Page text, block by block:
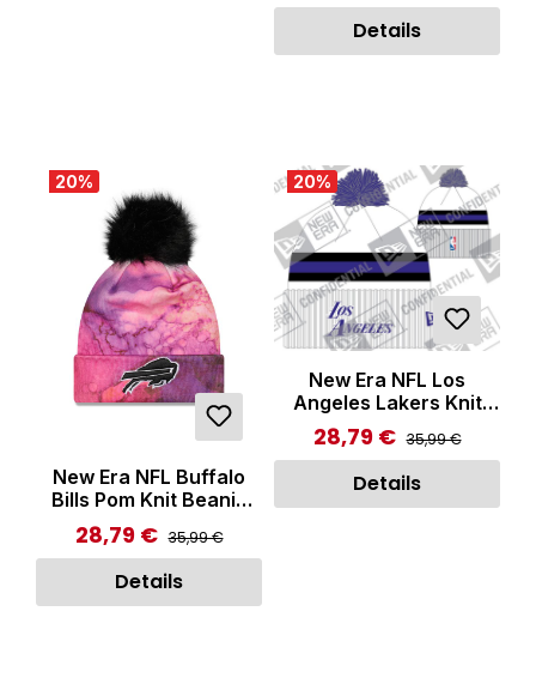
Details
20%
New Era NFL Buffalo
Bills Pom Knit Beanie
Multicolor
Verkaufspreis:
28,79 € Regulärer Preis:
35,99 €
Details
20%
New Era NFL Los
Angeles Lakers Knit
Beanie White
Verkaufspreis:
28,79 € Regulärer Preis:
35,99 €
Details